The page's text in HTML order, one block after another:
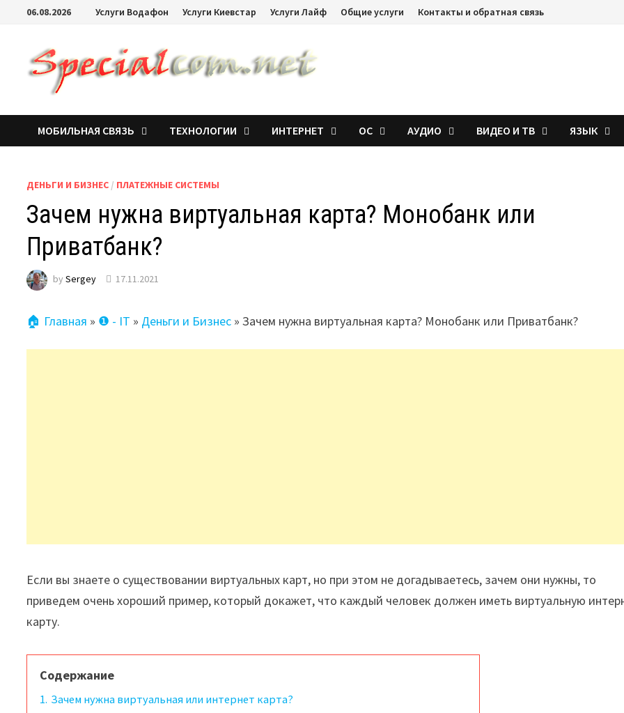
06.08.2026 Услуги Водафон Услуги Киевстар Услуги Лайф Общие услуги Контакты и обратная связь
МОБИЛЬНАЯ СВЯЗЬ ТЕХНОЛОГИИ ИНТЕРНЕТ ОС АУДИО ВИДЕО И ТВ ЯЗЫК
ДЕНЬГИ И БИЗНЕС / ПЛАТЕЖНЫЕ СИСТЕМЫ
Зачем нужна виртуальная карта? Монобанк или
Приватбанк?
bySergey 17.11.2021
🏠 Главная » ❶ - IT » Деньги и Бизнес »Зачем нужна виртуальная карта? Монобанк или Приватбанк?
Если вы знаете о существовании виртуальных карт, но при этом не догадываетесь, зачем они нужны, то
приведем очень хороший пример, который докажет, что каждый человек должен иметь виртуальную
карту.
Содержание
1. Зачем нужна виртуальная или интернет карта?